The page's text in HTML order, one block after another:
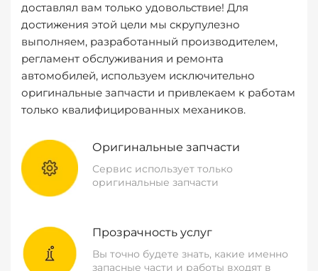
доставлял вам только удовольствие! Для
достижения этой цели мы скрупулезно
выполняем, разработанный производителем,
регламент обслуживания и ремонта
автомобилей, используем исключительно
оригинальные запчасти и привлекаем к работам
только квалифицированных механиков.
Оригинальные запчасти
Сервис использует только
оригинальные запчасти
Прозрачность услуг
Вы точно будете знать, какие именно
запасные части и работы входят в